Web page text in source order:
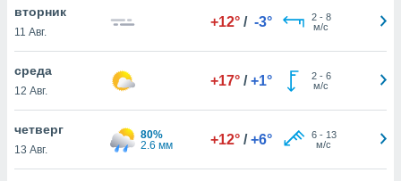
cookie
в
нашего
вторник
11 Авг.
+12° / -3° 2- 8
м/с
среда
12 Авг.
+17° / +1° 2- 6
м/с
четверг
13 Авг.
80%
2.6 мм
+12° / +6° 6- 13
м/с